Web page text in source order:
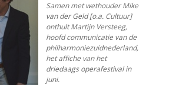
Samen met wethouder Mike
van der Geld [o.a. Cultuur]
onthult Martijn Versteeg,
hoofd communicatie van de
philharmoniezuidnederland,
het affiche van het
driedaags operafestival in
juni.